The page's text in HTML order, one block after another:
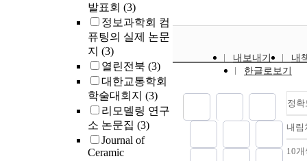
발표회 (3)
정보과학회 컴
퓨팅의 실제 논문
지 (3)
열린전북 (3)
대한교통학회
학술대회지 (3)
리모델링 연구
소 논문집 (3)
Journal of
Ceramic
inversely
the water
was caused
activity
inhibited the
reaction of
to maltose
be applied to
area by
연구에서는
긴급자동차
북소방서 주
간에 시험하
분석하였다.
dichotomous
photographs,
barcode
also
identifying
Ceroplastes
Korea.
내보내기
내
한글로보기
정
내림
10